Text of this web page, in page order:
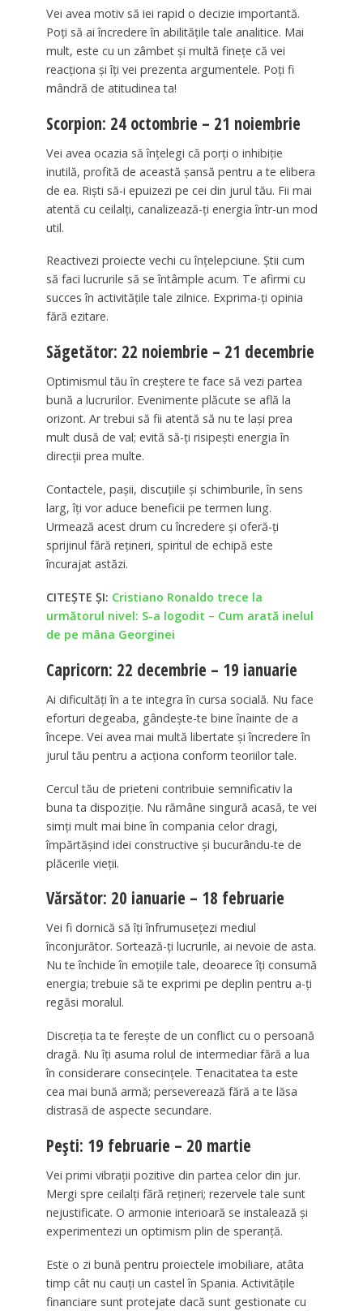
Vei avea motiv să iei rapid o decizie importantă.
Poți să ai încredere în abilitățile tale analitice. Mai
mult, este cu un zâmbet și multă finețe că vei
reacționa și îți vei prezenta argumentele. Poți fi
mândră de atitudinea ta!
Scorpion: 24 octombrie – 21 noiembrie
Vei avea ocazia să înțelegi că porți o inhibiție
inutilă, profită de această șansă pentru a te elibera
de ea. Riști să-i epuizezi pe cei din jurul tău. Fii mai
atentă cu ceilalți, canalizează-ți energia într-un mod
util.
Reactivezi proiecte vechi cu înțelepciune. Știi cum
să faci lucrurile să se întâmple acum. Te afirmi cu
succes în activitățile tale zilnice. Exprima-ți opinia
fără ezitare.
Săgetător: 22 noiembrie – 21 decembrie
Optimismul tău în creștere te face să vezi partea
bună a lucrurilor. Evenimente plăcute se află la
orizont. Ar trebui să fii atentă să nu te lași prea
mult dusă de val; evită să-ți risipești energia în
direcții prea multe.
Contactele, pașii, discuțiile și schimburile, în sens
larg, îți vor aduce beneficii pe termen lung.
Urmează acest drum cu încredere și oferă-ți
sprijinul fără rețineri, spiritul de echipă este
încurajat astăzi.
CITEȘTE ȘI: Cristiano Ronaldo trece la
următorul nivel: S-a logodit – Cum arată inelul
de pe mâna Georginei
Capricorn: 22 decembrie – 19 ianuarie
Ai dificultăți în a te integra în cursa socială. Nu face
eforturi degeaba, gândește-te bine înainte de a
începe. Vei avea mai multă libertate și încredere în
jurul tău pentru a acționa conform teoriilor tale.
Cercul tău de prieteni contribuie semnificativ la
buna ta dispoziție. Nu rămâne singură acasă, te vei
simți mult mai bine în compania celor dragi,
împărtășind idei constructive și bucurându-te de
plăcerile vieții.
Vărsător: 20 ianuarie – 18 februarie
Vei fi dornică să îți înfrumusețezi mediul
înconjurător. Sortează-ți lucrurile, ai nevoie de asta.
Nu te închide în emoțiile tale, deoarece îți consumă
energia; trebuie să te exprimi pe deplin pentru a-ți
regăsi moralul.
Discreția ta te ferește de un conflict cu o persoană
dragă. Nu îți asuma rolul de intermediar fără a lua
în considerare consecințele. Tenacitatea ta este
cea mai bună armă; perseverează fără a te lăsa
distrasă de aspecte secundare.
Pești: 19 februarie – 20 martie
Vei primi vibrații pozitive din partea celor din jur.
Mergi spre ceilalți fără rețineri; rezervele tale sunt
nejustificate. O armonie interioară se instalează și
experimentezi un optimism plin de speranță.
Este o zi bună pentru proiectele imobiliare, atâta
timp cât nu cauți un castel în Spania. Activitățile
financiare sunt protejate dacă sunt gestionate cu